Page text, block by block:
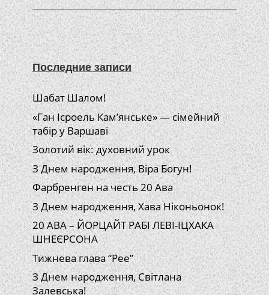
Последние записи
Шабат Шалом!
«Ган Ісроель Кам’янське» — сімейний
табір у Варшаві
Золотий вік: духовний урок
З Днем народження, Віра Богун!
Фарбренген на честь 20 Ава
З Днем народження, Хава Ніконьонок!
20 АВА – ЙОРЦАЙТ РАБІ ЛЕВІ-ІЦХАКА
ШНЕЄРСОНА
Тижнева глава “Рее”
З Днем народження, Світлана
Залевська!